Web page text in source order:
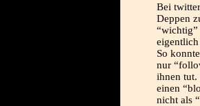
Bei
Deppen
“wichtig”
So
nur
ihnen tut.
einen
nicht als